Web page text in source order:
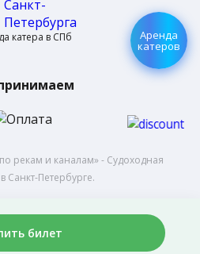
билет
рекам и каналам» - Cудoxoднaя
Санкт-Петербурге.
катера в СПб Аренда
катеров